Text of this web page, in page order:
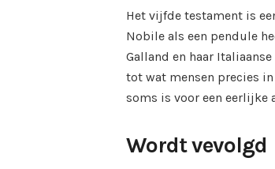
Het vijfde testament is
Nobile als een pendule
Galland en haar
tot wat mensen precies
soms is voor een eerlijke
Wordt vevolgd